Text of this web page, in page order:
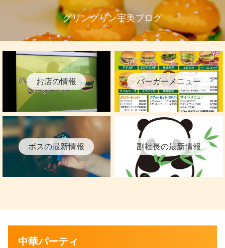
グリングリン宇美ブログ
お店の情報 バーガーメニュー
ボスの最新情報 副社長の最新情報
中華パーティ